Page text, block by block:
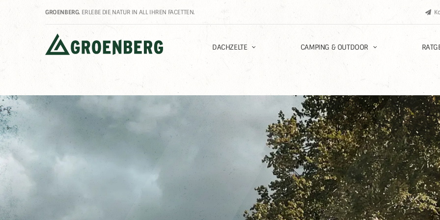
GROENBERG. ERLEBE DIE NATUR IN ALL IHREN FACETTEN.
DACHZELTE CAMPING & OUTDOOR